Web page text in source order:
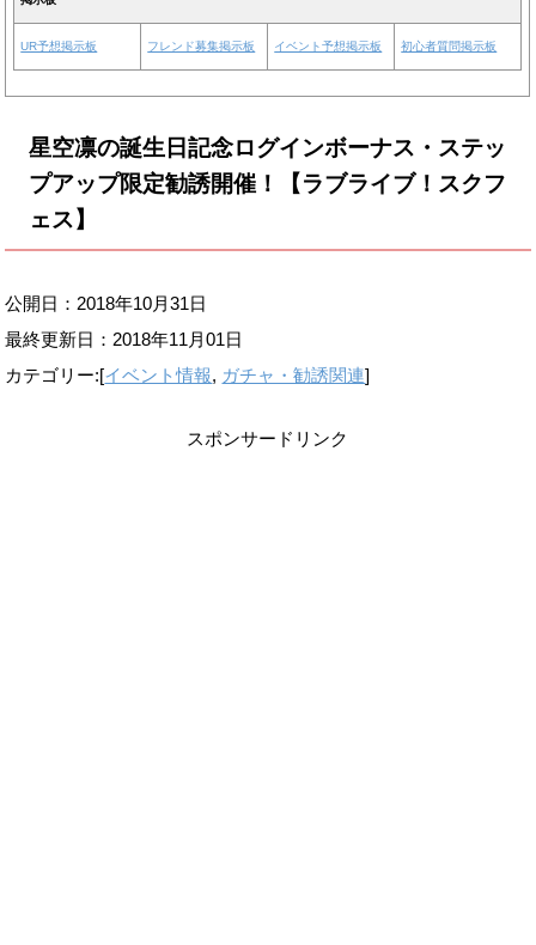
UR予想掲示板 フレンド募集掲示板 イベント予想掲示板 初心者質問掲示板
星空凛の誕生日記念ログインボーナス・ステッ
プアップ限定勧誘開催！【ラブライブ！スクフ
ェス】
公開日：2018年10月31日
最終更新日： 2018年11月01日
カテゴリー:[イベント情報, ガチャ・勧誘関連]
スポンサードリンク